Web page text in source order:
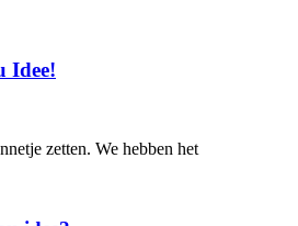
Idee!
zetten. We hebben het